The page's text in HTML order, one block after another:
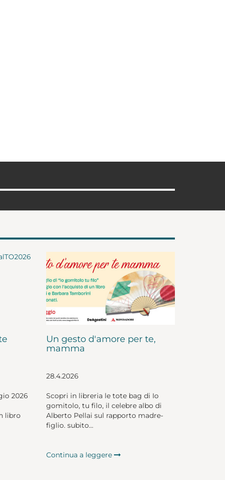
2026
libro
Un gesto d'amore per te,
mamma
28.4.2026
Scopri in libreria le tote bag di Io
gomitolo, tu filo, il celebre albo di
Alberto Pellai sul rapporto madre-
figlio. subito...
Continua a leggere